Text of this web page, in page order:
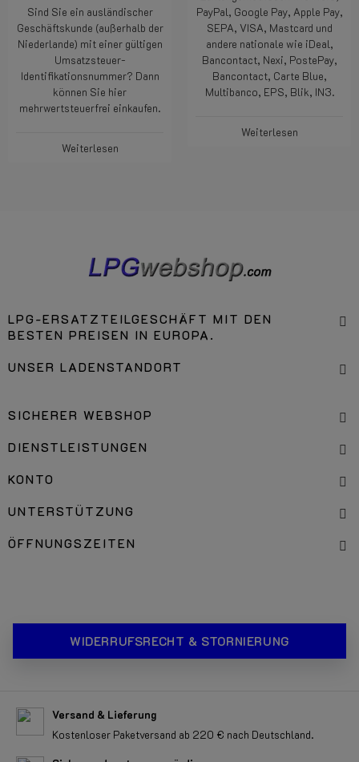
EIN!
Sind Sie ein ausländischer
Geschäftskunde (außerhalb der
Niederlande) mit einer gültigen
Umsatzsteuer-
Identifikationsnummer? Dann
Wir bieten mehrere
Zahlungsmethoden wie Wero,
PayPal, Google Pay, Apple Pay,
SEPA, VISA, Mastcard und
andere nationale wie iDeal,
Bancontact, Nexi, PostePay,
BESTEN PREISEN IN EUROPA.
SICHERER WEBSHOP
DIENSTLEISTUNGEN
KONTO
UNTERSTÜTZUNG
Versand & Lieferung